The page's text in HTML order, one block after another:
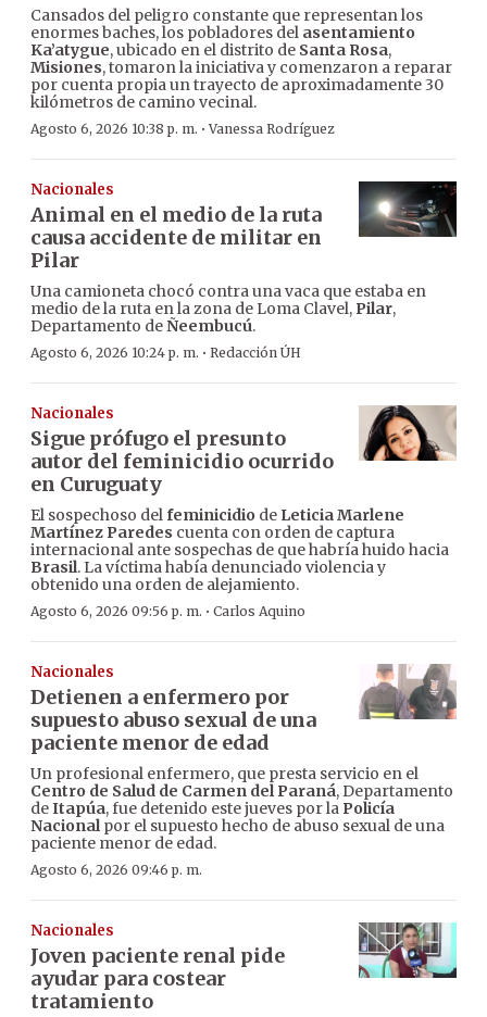
Cansados del peligro constante que representan los
enormes baches, los pobladores del asentamiento
Ka’atygue, ubicado en el distrito de Santa Rosa,
Misiones, tomaron la iniciativa y comenzaron a reparar
por cuenta propia un trayecto de aproximadamente 30
kilómetros de camino vecinal.
Agosto 6, 2026 10:38 p. m. ·Vanessa Rodríguez
Nacionales
Animal en el medio de la ruta
causa accidente de militar en
Pilar
Una camioneta chocó contra una vaca que estaba en
medio de la ruta en la zona de Loma Clavel, Pilar,
Departamento deÑeembucú.
Agosto 6, 2026 10:24 p. m. · Redacción ÚH
Nacionales
Sigue prófugo el presunto
autor del feminicidio ocurrido
en Curuguaty
El sospechoso delfeminicidio de Leticia Marlene
Martínez Paredes cuenta con orden de captura
internacional ante sospechas de que habría huido hacia
Brasil. La víctima había denunciado violencia y
obtenido una orden de alejamiento.
Agosto 6, 2026 09:56 p. m. · Carlos Aquino
Nacionales
Detienen a enfermero por
supuesto abuso sexual de una
paciente menor de edad
Un profesional enfermero, que presta servicio en el
Centro de Salud de Carmen del Paraná, Departamento
deItapúa, fue detenido este jueves por la Policía
Nacionalpor el supuesto hecho de abuso sexual de una
paciente menor de edad.
Agosto 6, 2026 09:46 p. m.
Nacionales
Joven paciente renal pide
ayudar para costear
tratamiento